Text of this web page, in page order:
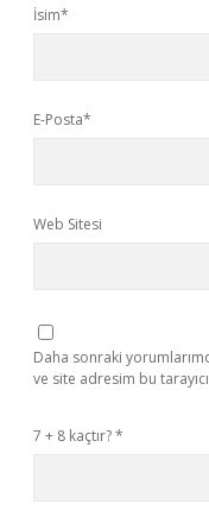
İsim*
E-Posta*
Web Sitesi
Daha sonraki
ve site adresim bu
7 + 8 kaçtır?*